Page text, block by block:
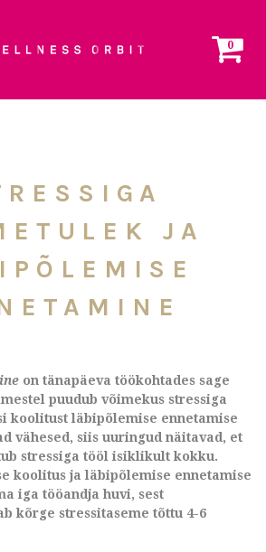
0
JA
on tänapäeva töökohtades sage
puudub võimekus stressiga
koolitust läbipõlemise ennetamise
vähesed, siis uuringud näitavad, et
stressiga tööl isiklikult kokku.
koolitus ja läbipõlemise ennetamise
iga tööandja huvi, sest
kõrge stressitaseme tõttu 4-6